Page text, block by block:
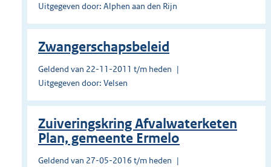
Uitgegeven door: Alphen aan den Rijn
Zwangerschapsbeleid
Geldend van 22-11-2011 t/m heden
Uitgegeven door: Velsen
Zuiveringskring Afvalwaterketen
Plan, gemeente Ermelo
Geldend van 27-05-2016 t/m heden